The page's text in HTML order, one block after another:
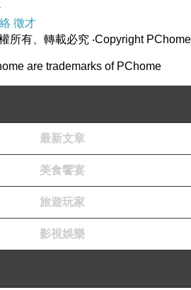
心地沿途細細品覽美景、欣
人神鼓演出，是早上的重
響之後，單槌鼓音先後參差
而敲擊出氣勢浩壯的「奔
的源頭，近三千公尺的山巔
有一番感動。從水珠滴落，
，繼而奔向大海，乾淨、靈
聲，隨著每位優人鼓棒的落
的天然音場裡，一波又一波
。表演的優人們，虔誠、篤
映著身後裊裊升起的山嵐，
徵才
所有、轉載必究 ‧Copyright PChome
are trademarks of PChome
最新文章
美食饗宴
旅遊玩家
影視娛樂